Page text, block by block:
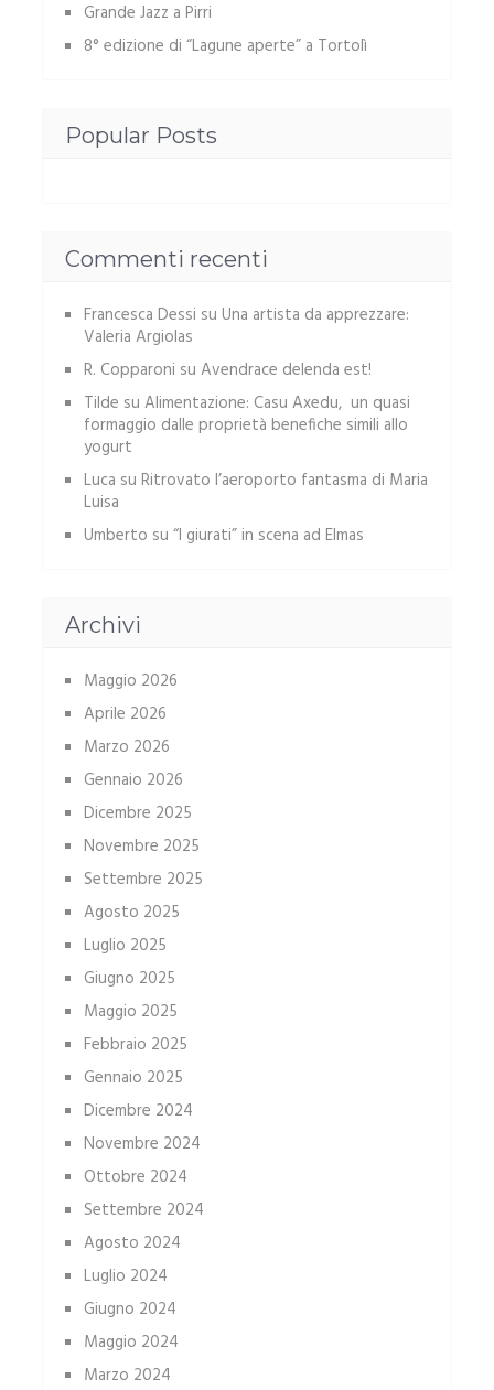
Grande Jazz a Pirri
8° edizione di “Lagune aperte” a Tortolì
Popular Posts
Commenti recenti
Francesca Dessi su Una artista da apprezzare:
Valeria Argiolas
R. Copparoni su Avendrace delenda est!
Tilde su Alimentazione: Casu Axedu, un quasi
formaggio dalle proprietà benefiche simili allo
yogurt
Luca su Ritrovato l’aeroporto fantasma di Maria
Luisa
Umberto su “I giurati” in scena ad Elmas
Archivi
Maggio 2026
Aprile 2026
Marzo 2026
Gennaio 2026
Dicembre 2025
Novembre 2025
Settembre 2025
Agosto 2025
Luglio 2025
Giugno 2025
Maggio 2025
Febbraio 2025
Gennaio 2025
Dicembre 2024
Novembre 2024
Ottobre 2024
Settembre 2024
Agosto 2024
Luglio 2024
Giugno 2024
Maggio 2024
Marzo 2024